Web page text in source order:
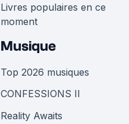
Livres populaires en ce
moment
Musique
Top 2026 musiques
CONFESSIONS II
Reality Awaits